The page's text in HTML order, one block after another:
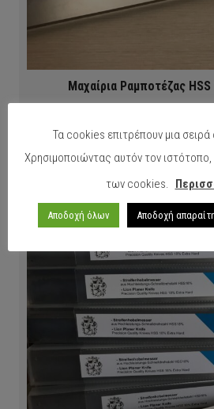
Μαχαίρια Ραμποτέζας HSS
Τα cookies επιτρέπουν μια σειρά
Χρησιμοποιώντας αυτόν τον
των cookies.
Αποδοχή όλων Αποδοχή